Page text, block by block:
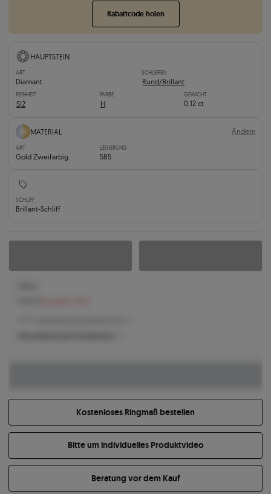
Rabattcode holen
HAUPTSTEIN
ART
Diamant
SCHLEIFEN
Rund/Brillant
REINHEIT
SI2
FARBE
H
GEWICHT
0.12 ct
MATERIAL Ändern
ART
Gold Zweifarbig
LEGIERUNG
585
SCHLIFF
Brillant-Schliff
Kostenloses Ringmaß bestellen
Bitte um individuelles Produktvideo
Beratung vor dem Kauf